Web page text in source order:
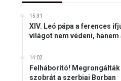
15:31
XIV. Leó pápa a ferences
világot nem védeni, hanem
14:02
Felháborító!
szobrát a szerbiai Borban